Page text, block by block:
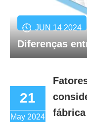
JUN 14 2024
Diferenças
21
May 2024